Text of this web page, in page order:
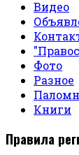
Видео
Фото
Разное
Книги
Правила